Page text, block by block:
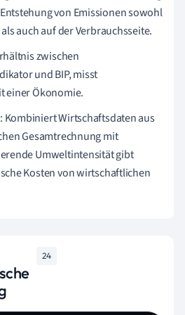
von Emissionen sowohl
auch auf der Verbrauchsseite.
zwischen
und BIP, misst
einer Ökonomie.
Kombiniert Wirtschaftsdaten aus
Gesamtrechnung mit
Umweltintensität gibt
Kosten von wirtschaftlichen
24